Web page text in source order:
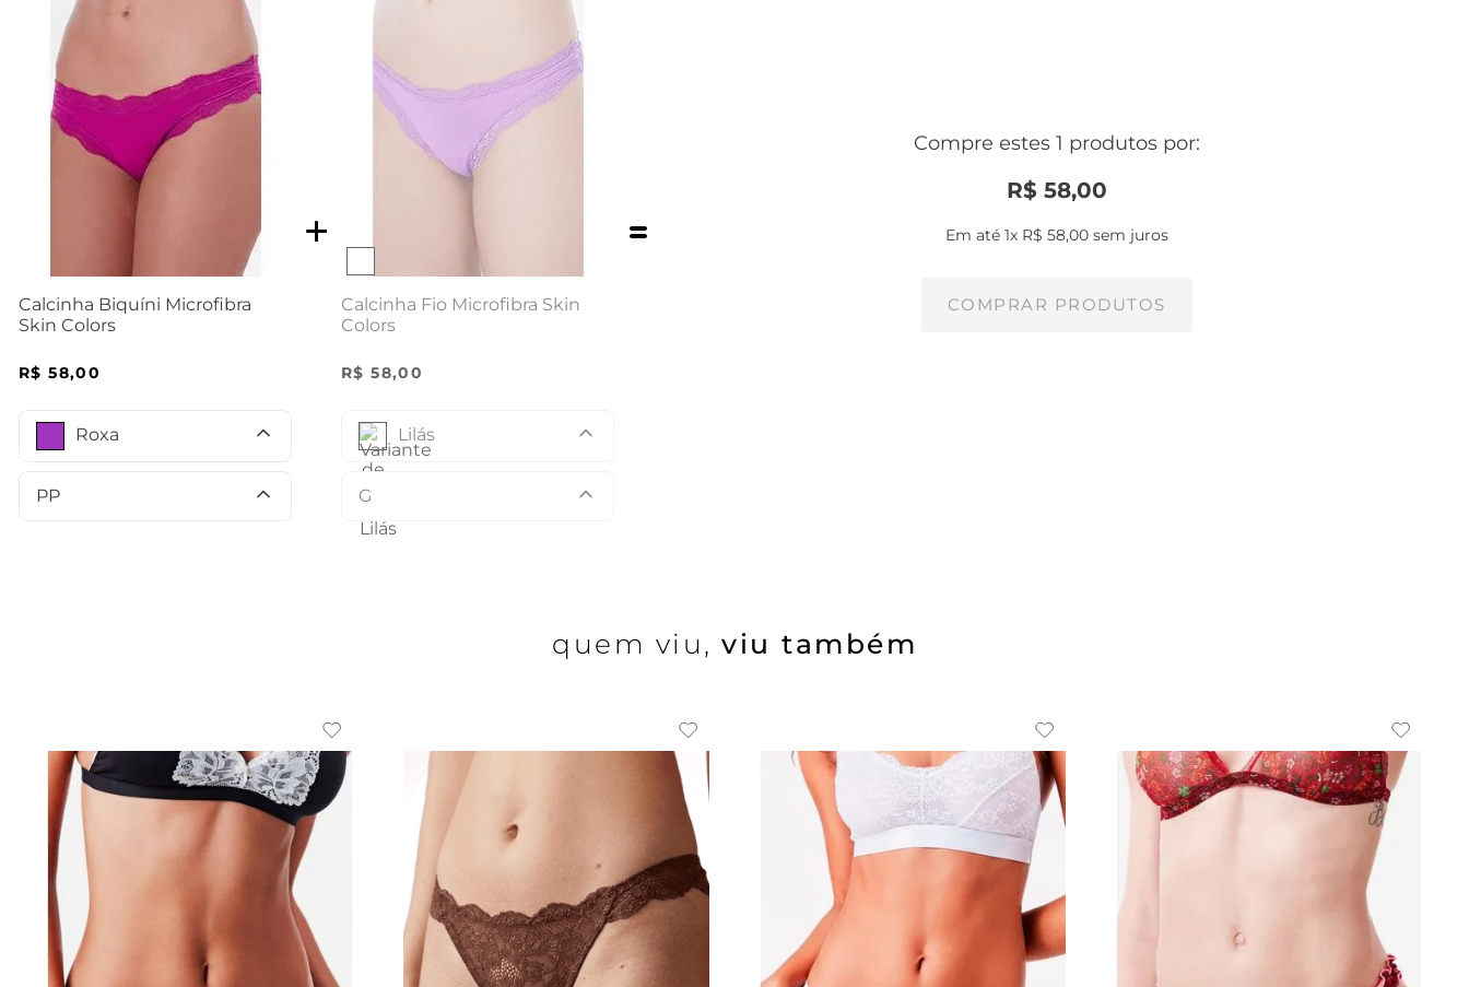
Calcinha Biquíni Microfibra
Skin Colors
R$ 58,00
Roxa
PP
Calcinha Fio Microfibra Skin
Colors
R$ 58,00
Lilás
G
Compre estes 1 produtos por:
R$ 58,00
Em até 1x R$ 58,00sem juros
COMPRAR PRODUTOS
quem viu, viu também